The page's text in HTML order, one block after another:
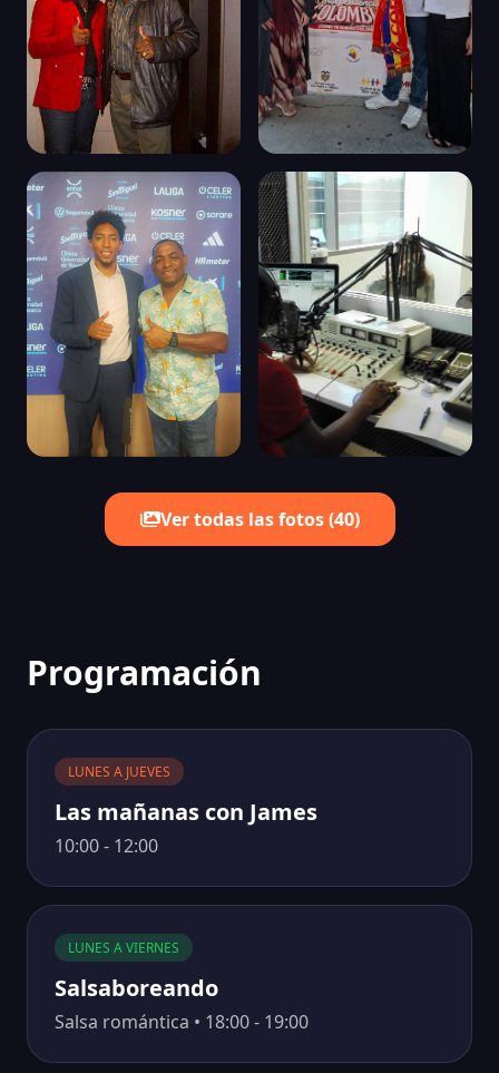
Ver todas las fotos (40)
Programación
LUNES A JUEVES
Las mañanas con James
10:00 - 12:00
LUNES A VIERNES
Salsaboreando
Salsa romántica • 18:00 - 19:00